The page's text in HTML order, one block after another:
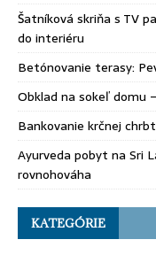
Šatníková skriňa s TV
do interiéru
Betónovanie terasy:
Obklad na sokeľ domu
Bankovanie krčnej
Ayurveda pobyt na Sri
rovnohováha
KATEGÓRIE